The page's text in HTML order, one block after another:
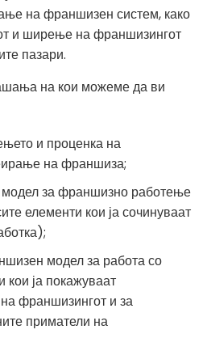
на франшизен систем, како
и ширење на франшизингот
пазари.
на кои можеме да ви
и проценка на
на франшиза;
модел за франшизно работење
елементи кои ја сочинуваат
модел за работа со
ја покажуваат
франшизингот и за
приматели на